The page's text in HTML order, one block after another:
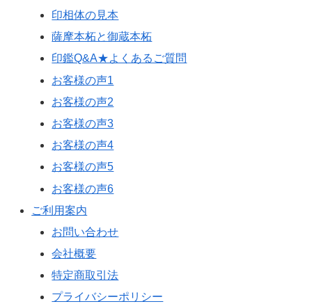
印相体の見本
薩摩本柘と御蔵本柘
印鑑Q&A★よくあるご質問
お客様の声1
お客様の声2
お客様の声3
お客様の声4
お客様の声5
お客様の声6
ご利用案内
お問い合わせ
会社概要
特定商取引法
プライバシーポリシー